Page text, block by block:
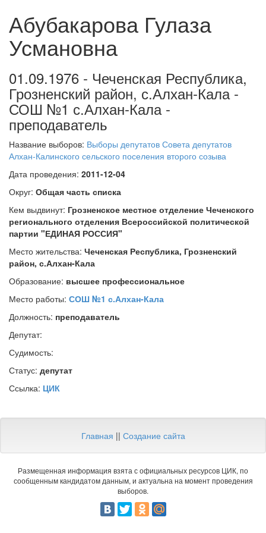
Абубакарова Гулаза
Усмановна
01.09.1976 - Чеченская Республика,
Грозненский район, с.Алхан-Кала -
СОШ №1 с.Алхан-Кала -
преподаватель
Название выборов: Выборы депутатов Совета депутатов
Алхан-Калинского сельского поселения второго созыва
Дата проведения: 2011-12-04
Округ: Общая часть списка
Кем выдвинут: Грозненское местное отделение Чеченского
регионального отделения Всероссийской политической
партии "ЕДИНАЯ РОССИЯ"
Место жительства: Чеченская Республика, Грозненский
район, с.Алхан-Кала
Образование: высшее профессиональное
Место работы: СОШ №1 с.Алхан-Кала
Должность: преподаватель
Депутат:
Судимость:
Статус: депутат
Ссылка: ЦИК
Главная || Создание сайта
Размещенная информация взята с официальных ресурсов ЦИК, по
сообщенным кандидатом данным, и актуальна на момент проведения
выборов.